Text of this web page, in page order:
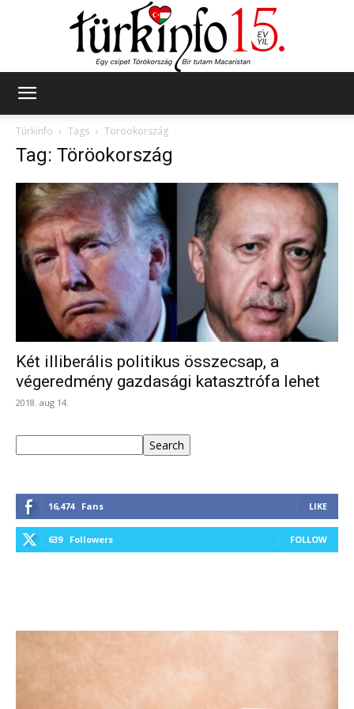
Türkinfo
Tags Töröokország
Tag: Töröokország
Két illiberális politikus összecsap, a
végeredmény gazdasági katasztrófa lehet
2018. aug 14.
Search
16,474 Fans LIKE
639 Followers FOLLOW